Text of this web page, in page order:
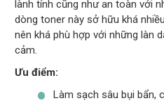
lành tính cũng như an toàn với
dòng toner này sở hữu khá
nên khá phù hợp với những làn
cảm.
Ưu điểm:
Làm sạch sâu bụi bẩn,